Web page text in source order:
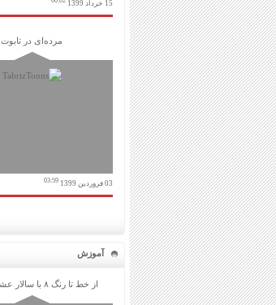
15 خرداد 1399
مرده‌ای در تابوت
03 فروردین 1399 03:59
آموزش
از خط تا رنگ ۸ با سالار عشرت خواه